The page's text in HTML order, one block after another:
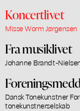
Koncertlivet
Misse Worm Jørgensen
Fra musiklivet
Johanne Brandt-
Dansk Tonekunstner
tonekunstnerselskab